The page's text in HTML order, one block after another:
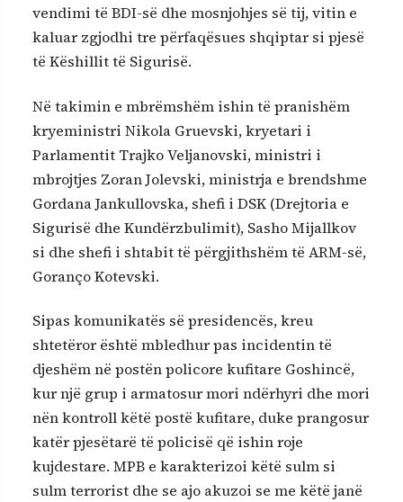
vendimi të BDI-së dhe mosnjohjes së tij, vitin e
kaluar zgjodhi tre përfaqësues shqiptar si pjesë
të Këshillit të Sigurisë.
Në takimin e mbrëmshëm ishin të pranishëm
kryeministri Nikola Gruevski, kryetari i
Parlamentit Trajko Veljanovski, ministri i
mbrojtjes Zoran Jolevski, ministrja e brendshme
Gordana Jankullovska, shefi i DSK (Drejtoria e
Sigurisë dhe Kundërzbulimit), Sasho Mijallkov
si dhe shefi i shtabit të përgjithshëm të ARM-së,
Goranço Kotevski.
Sipas komunikatës së presidencës, kreu
shtetëror është mbledhur pas incidentin të
djeshëm në postën policore kufitare Goshincë,
kur një grup i armatosur mori ndërhyri dhe mori
nën kontroll këtë postë kufitare, duke prangosur
katër pjesëtarë të policisë që ishin roje
kujdestare. MPB e karakterizoi këtë sulm si
sulm terrorist dhe se ajo akuzoi se me këtë janë